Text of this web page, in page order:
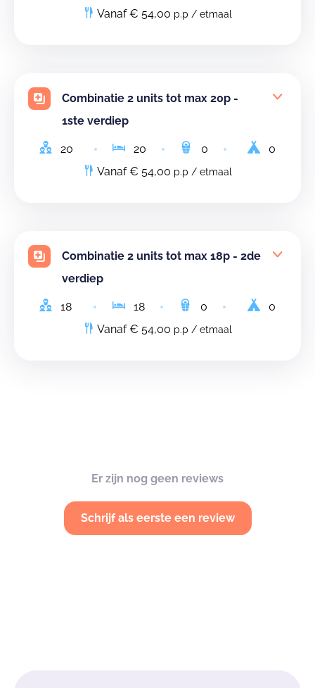
Vanaf € 54,00 p.p / etmaal
Combinatie 2 units tot max 20p -
1ste verdiep
20 20 0
0
Vanaf € 54,00 p.p / etmaal
Combinatie 2 units tot max 18p - 2de
verdiep
18 18 0
0
Vanaf € 54,00 p.p / etmaal
Er zijn nog geen reviews
Schrijf als eerste een review